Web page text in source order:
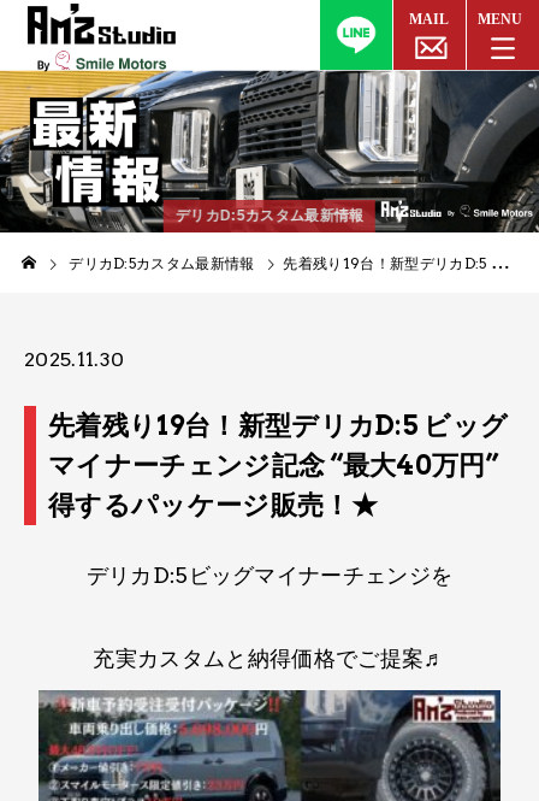
デリカD:5カスタム最新情報
デリカD:5カスタム最新情報 先着残り19台！​新型デリカD:5 ビッグマイナーチェンジ記念 “最大40万円” 得するパッケージ販売！​★
2025.11.30
先着残り19台！​新型デリカD:5 ビッグ
マイナーチェンジ記念 “最大40万円”
得するパッケージ販売！​★
デリカD:5ビッグマイナーチェンジを​
充実カスタムと納得価格で​ご提案♬